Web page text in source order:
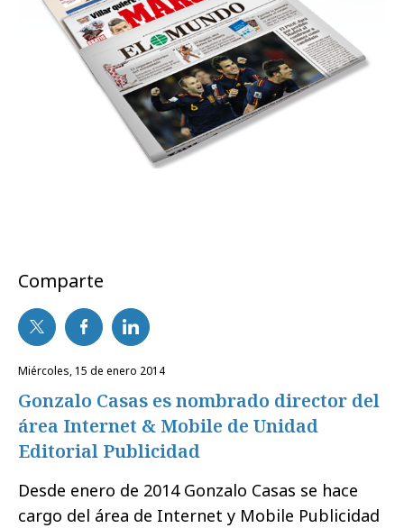
Comparte
miércoles, 15 de enero 2014
Gonzalo Casas es nombrado director del
área Internet & Mobile de Unidad
Editorial Publicidad
Desde enero de 2014 Gonzalo Casas se hace
cargo del área de Internet y Mobile Publicidad